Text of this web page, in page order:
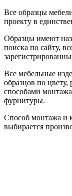
Все образцы
проекту в
Образцы имеют
поиска по сайту,
Все мебельные
образцов по
способами
фурнитуры.
Способ монтажа и
выбирается